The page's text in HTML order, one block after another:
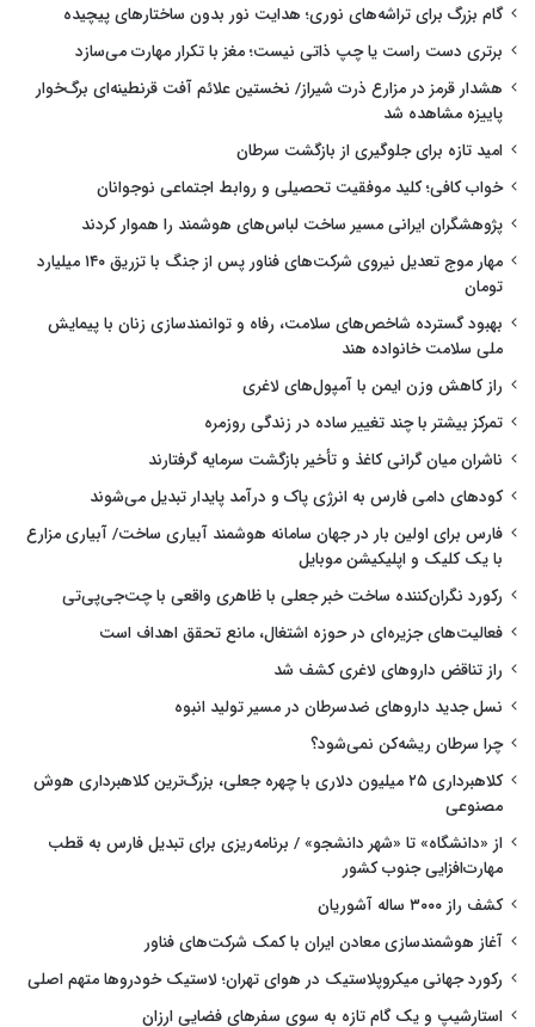
گام بزرگ برای تراشه‌های نوری؛ هدایت نور بدون ساختارهای پیچیده
برتری دست راست یا چپ ذاتی نیست؛ مغز با تکرار مهارت می‌سازد
هشدار قرمز در مزارع ذرت شیراز/ نخستین علائم آفت قرنطینه‌ای برگ‌خوار
پاییزه مشاهده شد
امید تازه برای جلوگیری از بازگشت سرطان
خواب کافی؛ کلید موفقیت تحصیلی و روابط اجتماعی نوجوانان
پژوهشگران ایرانی مسیر ساخت لباس‌های هوشمند را هموار کردند
مهار موج تعدیل نیروی شرکت‌های فناور پس از جنگ با تزریق ۱۴۰ میلیارد
تومان
بهبود گسترده شاخص‌های سلامت، رفاه و توانمندسازی زنان با پیمایش
ملی سلامت خانواده هند
راز کاهش وزن ایمن با آمپول‌های لاغری
تمرکز بیشتر با چند تغییر ساده در زندگی روزمره
ناشران میان گرانی کاغذ و تأخیر بازگشت سرمایه گرفتارند
کودهای دامی فارس به انرژی پاک و درآمد پایدار تبدیل می‌شوند
فارس برای اولین بار در جهان سامانه هوشمند آبیاری ساخت/ آبیاری مزارع
با یک کلیک و اپلیکیشن موبایل
رکورد نگران‌کننده ساخت خبر جعلی با ظاهری واقعی با چت‌جی‌پی‌تی
فعالیت‌های جزیره‌ای در حوزه اشتغال، مانع تحقق اهداف است
راز تناقض داروهای لاغری کشف شد
نسل جدید داروهای ضدسرطان در مسیر تولید انبوه
چرا سرطان ریشه‌کن نمی‌شود؟
کلاهبرداری ۲۵ میلیون دلاری با چهره جعلی، بزرگ‌ترین کلاهبرداری هوش
مصنوعی
از «دانشگاه» تا «شهر دانشجو» / برنامه‌ریزی برای تبدیل فارس به قطب
مهارت‌افزایی جنوب کشور
کشف راز ۳۰۰۰ ساله آشوریان
آغاز هوشمندسازی معادن ایران با کمک شرکت‌های فناور
رکورد جهانی میکروپلاستیک در هوای تهران؛ لاستیک خودروها متهم اصلی
استارشیپ و یک گام تازه به سوی سفرهای فضایی ارزان